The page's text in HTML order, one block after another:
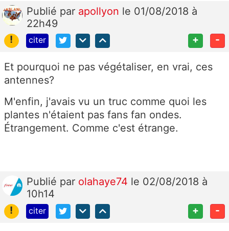
Publié par apollyon le 01/08/2018 à
22h49
!
citer + -
Et pourquoi ne pas végétaliser, en vrai, ces
antennes?
M'enfin, j'avais vu un truc comme quoi les
plantes n'étaient pas fans fan ondes.
Étrangement. Comme c'est étrange.
Publié par olahaye74 le 02/08/2018 à
10h14
!
citer + -